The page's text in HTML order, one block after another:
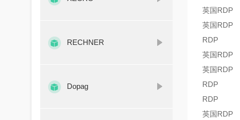
RECHNER
Dopag
英国RDP
英国RDP
RDP
英国RDP
英国RDP
RDP
RDP
英国RDP